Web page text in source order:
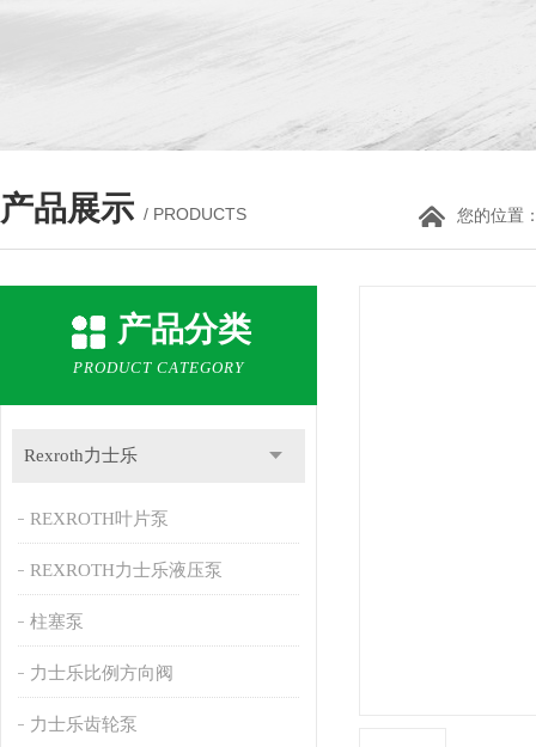
产品展示 / PRODUCTS 您的位置
产品分类
PRODUCT CATEGORY
Rexroth力士乐
REXROTH叶片泵
REXROTH力士乐液压泵
柱塞泵
力士乐比例方向阀
力士乐齿轮泵